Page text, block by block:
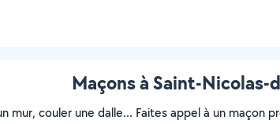
Maçons à Saint-
mur, couler une dalle... Faites appel à un maçon